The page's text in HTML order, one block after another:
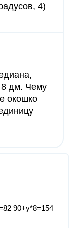
4)
8 дм. Чему
окошко
90+y*8=154